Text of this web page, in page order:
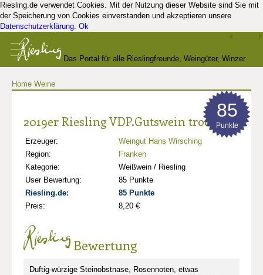
Riesling.de verwendet Cookies. Mit der Nutzung dieser Website sind Sie mit
der Speicherung von Cookies einverstanden und akzeptieren unsere
Datenschutzerklärung. Ok
Das Portal für alle Rieslingfreunde, Weingüter, Winzer
Home Weine
2019er Riesling VDP.Gutswein trocken
Erzeuger:
Weingut Hans Wirsching
Region:
Franken
Kategorie:
Weißwein / Riesling
User Bewertung:
85 Punkte
Riesling.de:
85 Punkte
Preis:
8,20 €
85
Punkte
Bewertung
Duftig-würzige Steinobstnase, Rosennoten, etwas